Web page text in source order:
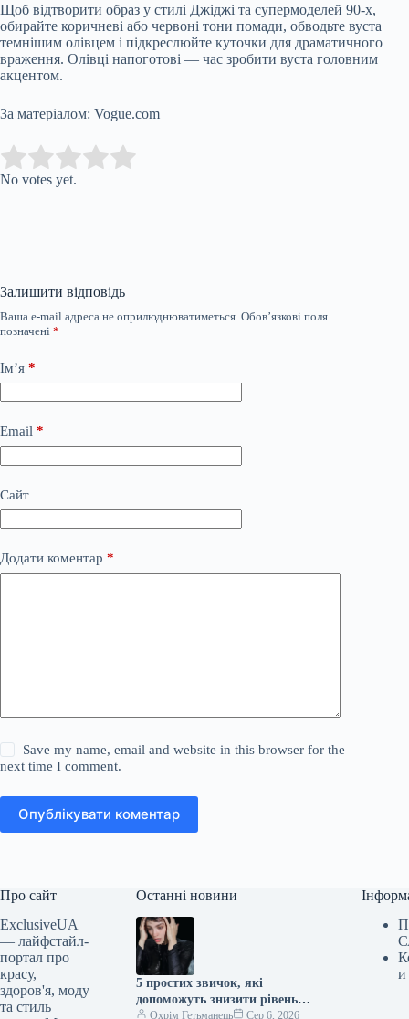
Щоб відтворити образ у стилі Джіджі та супермоделей 90-х,
обирайте коричневі або червоні тони помади, обводьте вуста
темнішим олівцем і підкреслюйте куточки для драматичного
враження. Олівці напоготові — час зробити вуста головним
акцентом.
За матеріалом: Vogue.com
Rate this item:
No votes yet.
Залишити відповідь
Ваша e-mail адреса не оприлюднюватиметься. Обов’язкові поля
позначені *
Ім’я *
Email *
Сайт
Додати коментар *
Save my name, email and website in this browser for the
next time I comment.
Опублікувати коментар
Про сайт
ExclusiveUA
— лайфстайл-
портал про
красу,
здоров'я, моду
та стиль
Останні новини
5 простих звичок, які
допоможуть знизити рівень
кортизолу
Охрім Гетьманець Сер 6, 2026
и